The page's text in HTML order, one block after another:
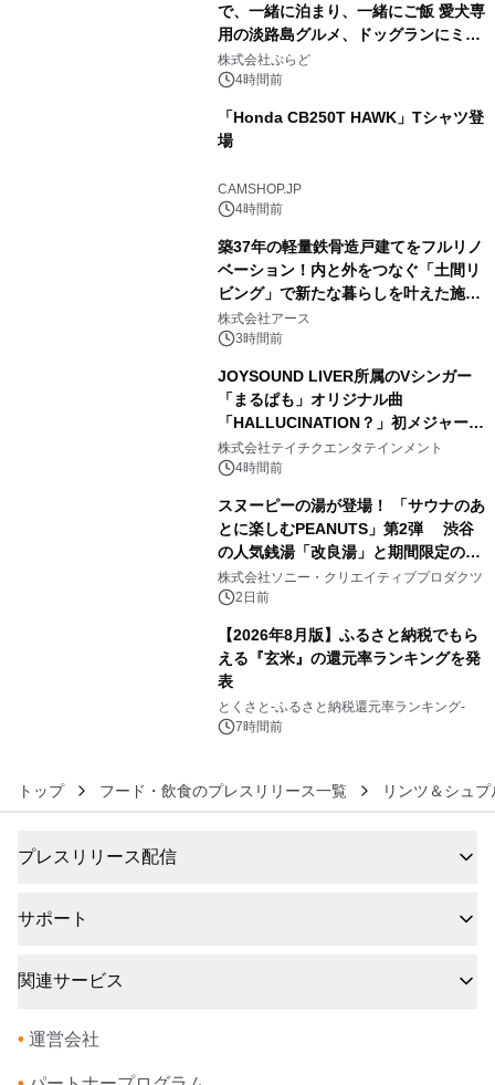
で、一緒に泊まり、一緒にご飯 愛犬専
用の淡路島グルメ、ドッグランにミニ
プール グランピングとトレーラーハウ
スの2施設で
株式会社ぷらど
4時間前
「Honda CB250T HAWK」Tシャツ登
場
CAMSHOP.JP
4時間前
築37年の軽量鉄骨造戸建てをフルリノ
ベーション！内と外をつなぐ「土間リ
ビング」で新たな暮らしを叶えた施工
事例を株式会社アースが公開
株式会社アース
3時間前
JOYSOUND LIVER所属のVシンガー
「まるぱも」オリジナル曲
「HALLUCINATION？」初メジャー配
信リリース決定！
株式会社テイチクエンタテインメント
4時間前
スヌーピーの湯が登場！ 「サウナのあ
とに楽しむPEANUTS」第2弾 渋谷
の人気銭湯「改良湯」と期間限定のコ
ラボレーション サウナイキタイコラ
ボグッズも発売決定！
株式会社ソニー・クリエイティブプロダクツ
2日前
【2026年8月版】ふるさと納税でもら
える『玄米』の還元率ランキングを発
表
とくさと-ふるさと納税還元率ランキング-
7時間前
トップ フード・飲食のプレスリリース一覧 リンツ＆シュ
プレスリリース配信
サポート
関連サービス
• 運営会社